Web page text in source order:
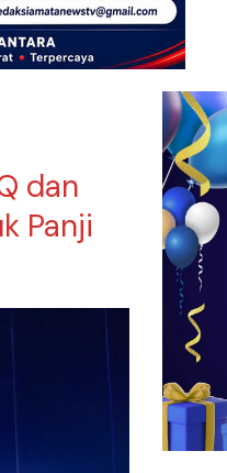
dan
Panji